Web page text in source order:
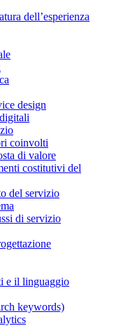
dell’esperienza
design
coinvolti
di valore
costitutivi del
del servizio
di servizio
e il linguaggio
keywords)